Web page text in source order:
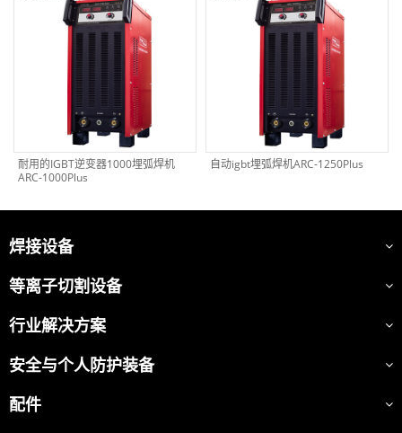
耐用的IGBT逆变器1000埋弧焊机
ARC-1000Plus
自动igbt埋弧焊机ARC-1250Plus
焊接设备
等离子切割设备
行业解决方案
安全与个人防护装备
配件